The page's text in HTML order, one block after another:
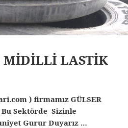
MİDİLLİ LASTİK
) firmamız GÜLSER
Bu Sektörde Sizinle
Gurur Duyarız …